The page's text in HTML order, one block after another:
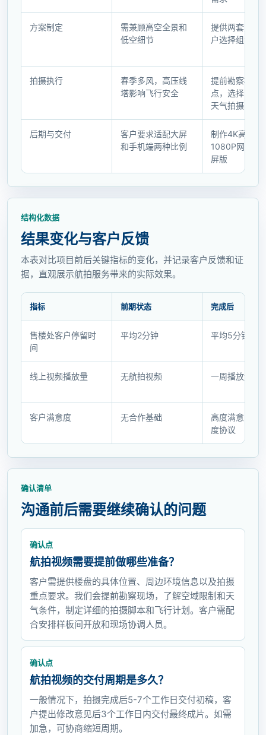
记
录
方案制定
需兼顾高空全景和
低空细节
提供两套方案
户选择组合方
拍摄执行
春季多风，高压线
塔影响飞行安全
提前勘察标记
点，选择晴朗
天气拍摄
后期与交付
客户要求适配大屏
和手机端两种比例
制作4K高清版
1080P网络版
屏版
结构化数据
结果变化与客户反馈
本表对比项目前后关键指标的变化，并记录客户反馈和证
据，直观展示航拍服务带来的实际效果。
馈
指标 前期状态 完成后
售楼处客户停留时
间
平均2分钟 平均5分钟
线上视频播放量 无航拍视频 一周播放量5
客户满意度 无合作基础
高度满意，签
度协议
确认清单
沟通前后需要继续确认的问题
确认点
航拍视频需要提前做哪些准备？
客户需提供楼盘的具体位置、周边环境信息以及拍摄
重点要求。我们会提前勘察现场，了解空域限制和天
气条件，制定详细的拍摄脚本和飞行计划。客户需配
合安排样板间开放和现场协调人员。
确认点
航拍视频的交付周期是多久？
一般情况下，拍摄完成后5-7个工作日交付初稿，客
户提出修改意见后3个工作日内交付最终成片。如需
加急，可协商缩短周期。